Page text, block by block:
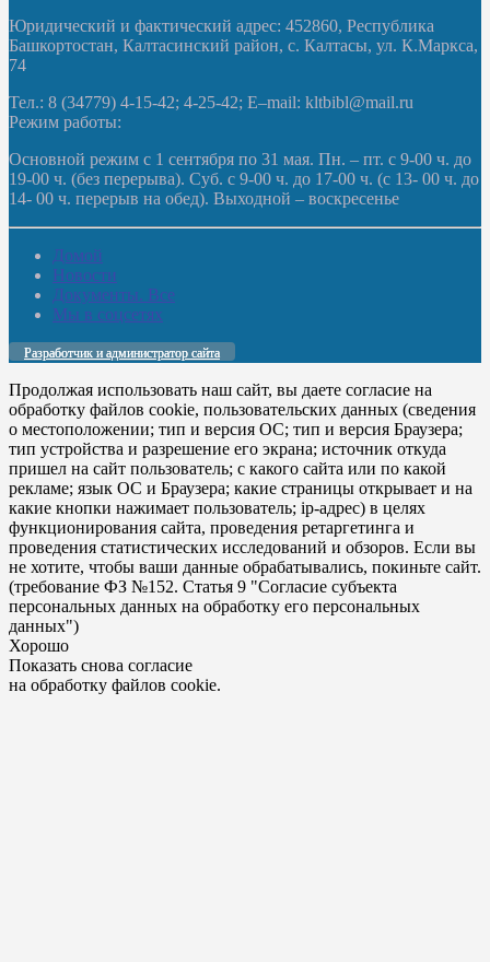
Юридический и фактический адрес: 452860, Республика
Башкортостан, Калтасинский район, с. Калтасы, ул. К.Маркса,
74
Тел.: 8 (34779) 4-15-42; 4-25-42; E–mail: kltbibl@mail.ru
Режим работы:
Основной режим с 1 сентября по 31 мая. Пн. – пт. с 9-00 ч. до
19-00 ч. (без перерыва). Суб. с 9-00 ч. до 17-00 ч. (с 13- 00 ч. до
14- 00 ч. перерыв на обед). Выходной – воскресенье
Домой
Новости
Документы. Все
Мы в соцсетях
Разработчик и администратор сайта
Продолжая использовать наш сайт, вы даете согласие на
обработку файлов cookie, пользовательских данных (сведения
о местоположении; тип и версия ОС; тип и версия Браузера;
тип устройства и разрешение его экрана; источник откуда
пришел на сайт пользователь; с какого сайта или по какой
рекламе; язык ОС и Браузера; какие страницы открывает и на
какие кнопки нажимает пользователь; ip-адрес) в целях
функционирования сайта, проведения ретаргетинга и
проведения статистических исследований и обзоров. Если вы
не хотите, чтобы ваши данные обрабатывались, покиньте сайт.
(требование ФЗ №152. Статья 9 "Согласие субъекта
персональных данных на обработку его персональных
данных")
Хорошо
Показать снова согласие
на обработку файлов cookie.